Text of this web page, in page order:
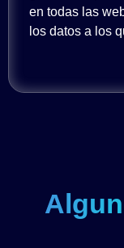
en todas las
los datos a los